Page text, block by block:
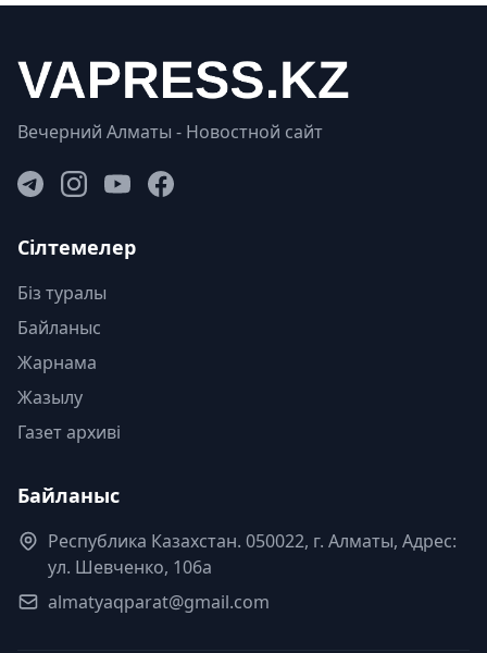
Вечерний Алматы - Новостной сайт
Сілтемелер
Біз туралы
Байланыс
Жарнама
Жазылу
Газет архиві
Байланыс
Республика Казахстан. 050022, г. Алматы, Адрес:
ул. Шевченко, 106а
almatyaqparat@gmail.com